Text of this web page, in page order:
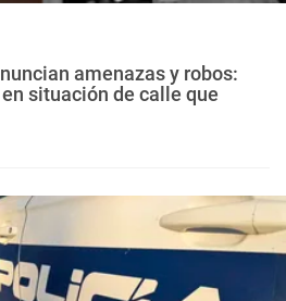
amenazas y robos:
situación de calle que